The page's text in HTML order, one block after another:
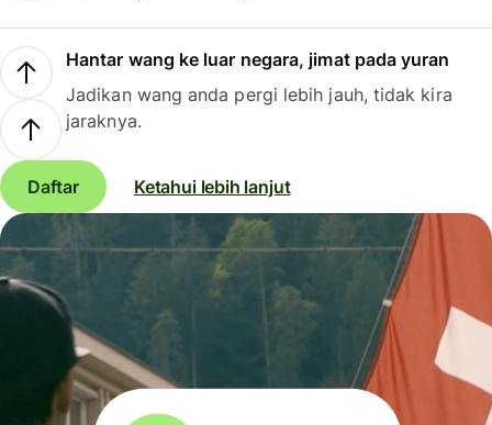
Hantar wang ke luar negara, jimat pada yuran
Jadikan wang anda pergi lebih jauh, tidak kira
jaraknya.
Daftar Ketahui lebih lanjut